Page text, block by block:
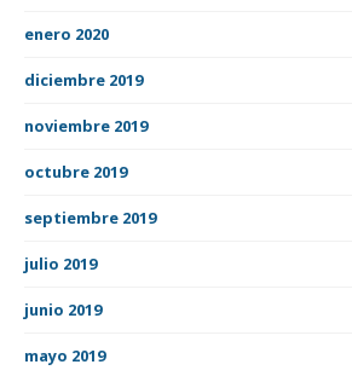
enero 2020
diciembre 2019
noviembre 2019
octubre 2019
septiembre 2019
julio 2019
junio 2019
mayo 2019